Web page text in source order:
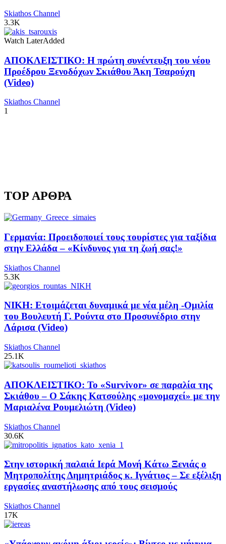
Skiathos Channel
3.3K
Watch LaterAdded
ΑΠΟΚΛΕΙΣΤΙΚΟ: Η πρώτη συνέντευξη του νέου
Προέδρου Ξενοδόχων Σκιάθου Άκη Τσαρούχη
(Video)
Skiathos Channel
1
TOP ΑΡΘΡΑ
Γερμανία: Προειδοποιεί τους τουρίστες για ταξίδια
στην Ελλάδα – «Κίνδυνος για τη ζωή σας!»
Skiathos Channel
5.3K
ΝΙΚΗ: Ετοιμάζεται δυναμικά με νέα μέλη -Ομιλία
του Βουλευτή Γ. Ρούντα στο Προσυνέδριο στην
Λάρισα (Video)
Skiathos Channel
25.1K
ΑΠΟΚΛΕΙΣΤΙΚΟ: Το «Survivor» σε παραλία της
Σκιάθου – Ο Σάκης Κατσούλης «μονομαχεί» με την
Μαριαλένα Ρουμελιώτη (Video)
Skiathos Channel
30.6K
Στην ιστορική παλαιά Ιερά Μονή Κάτω Ξενιάς ο
Μητροπολίτης Δημητριάδος κ. Ιγνάτιος – Σε εξέλιξη
εργασίες αναστήλωσης από τους σεισμούς
Skiathos Channel
17K